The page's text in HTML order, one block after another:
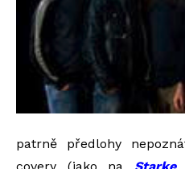
patrně předlohy